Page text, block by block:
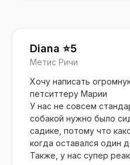
Diana ⭐️5
Метис Ричи
Хочу написать
петситтеру Марии
У нас не совсем
собакой нужно было
садике, потому что
когда оставался один
Также, у нас супер